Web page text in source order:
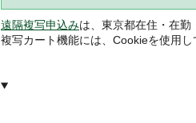
遠隔複写申込みは、東京都在住・在勤
複写カート機能には、Cookieを使用